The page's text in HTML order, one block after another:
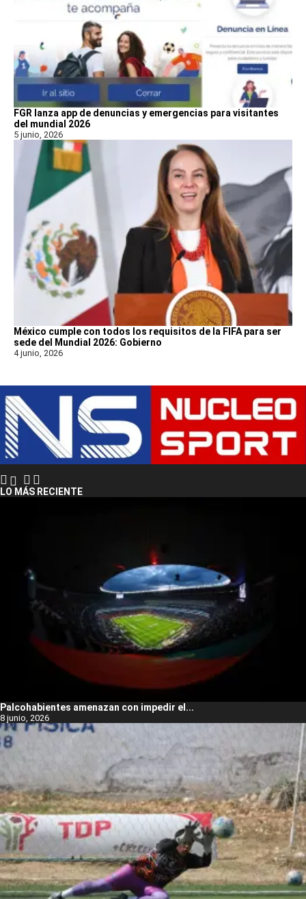
FGR lanza app de denuncias y emergencias para visitantes
del mundial 2026
5 junio, 2026
México cumple con todos los requisitos de la FIFA para ser
sede del Mundial 2026: Gobierno
4 junio, 2026
LO MÁS RECIENTE
Palcohabientes amenazan con impedir el...
8 junio, 2026